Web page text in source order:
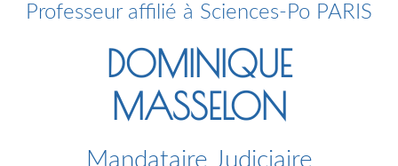
Professeur affilié à Sciences-Po PARIS
DOMINIQUE
MASSELON
Mandataire Judiciaire